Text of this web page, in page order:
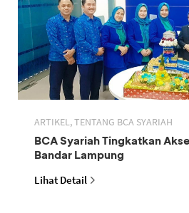
ARTIKEL, TENTANG BCA SYARIAH
BCA Syariah Tingkatkan
Bandar Lampung
Lihat Detail